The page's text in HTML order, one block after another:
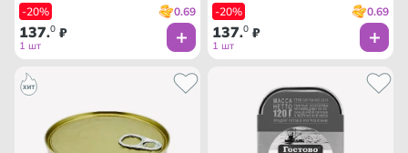
-20% 0.69
137.0 ₽
1 шт
-20% 0.69
137.0 ₽
1 шт